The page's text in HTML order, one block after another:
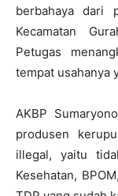
berbahaya dari
Kecamatan
Petugas
tempat usahanya
AKBP
produsen
illegal, yaitu
Kesehatan,